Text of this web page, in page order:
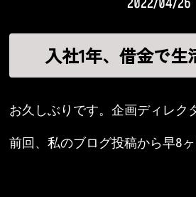
入社1年、借金で生
お久しぶりです。企画ディレク
前回、私のブログ投稿から早8ヶ